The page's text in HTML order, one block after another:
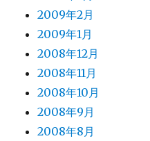
2009年2月
2009年1月
2008年12月
2008年11月
2008年10月
2008年9月
2008年8月